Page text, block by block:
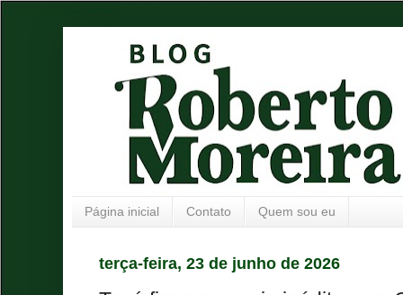
Página inicial Contato Quem sou eu
terça-feira, 23 de junho de 2026